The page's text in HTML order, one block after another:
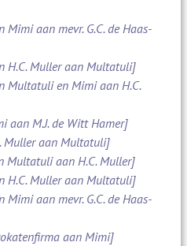
aan mevr. G.C. de Haas-
H.C. Muller aan Multatuli]
Multatuli en Mimi aan H.C.
aan M.J. de Witt Hamer]
Muller aan Multatuli]
Multatuli aan H.C. Muller]
H.C. Muller aan Multatuli]
aan mevr. G.C. de Haas-
aan Mimi]